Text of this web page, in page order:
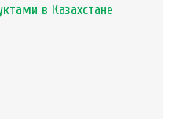
в Казахстане